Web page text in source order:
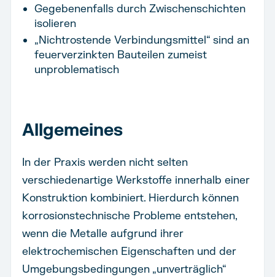
Gegebenenfalls durch Zwischenschichten
isolieren
„Nichtrostende Verbindungsmittel“ sind an
feuerverzinkten Bauteilen zumeist
unproblematisch
Allgemeines
In der Praxis werden nicht selten
verschiedenartige Werkstoffe innerhalb einer
Konstruktion kombiniert. Hierdurch können
korrosionstechnische Probleme entstehen,
wenn die Metalle aufgrund ihrer
elektrochemischen Eigenschaften und der
Umgebungsbedingungen „unverträglich“